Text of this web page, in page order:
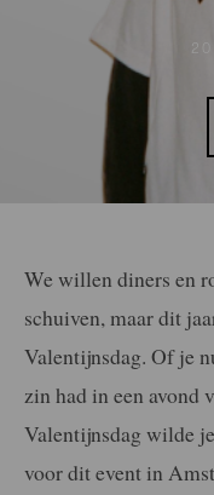
We willen diners en
schuiven, maar dit
Valentijnsdag. Of je
zin had in een avond
Valentijnsdag wilde
voor dit event in